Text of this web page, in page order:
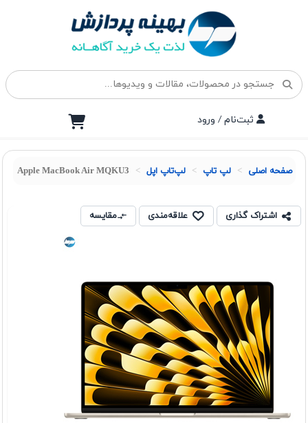
ثبت‌نام / ورود
صفحه اصلی لپ تاپ لپ‌تاپ اپل Apple MacBook Air MQKU3
اشتراک گذاری علاقه‌مندی مقایسه